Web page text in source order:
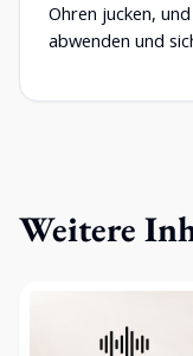
Ohren jucken,
abwenden und
Weitere